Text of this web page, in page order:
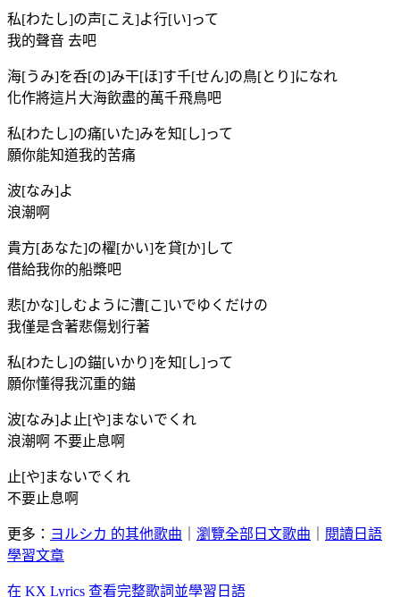
私[わたし]の声[こえ]よ行[い]って
我的聲音 去吧
海[うみ]を呑[の]み干[ほ]す千[せん]の鳥[とり]になれ
化作將這片大海飲盡的萬千飛鳥吧
私[わたし]の痛[いた]みを知[し]って
願你能知道我的苦痛
波[なみ]よ
浪潮啊
貴方[あなた]の櫂[かい]を貸[か]して
借給我你的船槳吧
悲[かな]しむように漕[こ]いでゆくだけの
我僅是含著悲傷划行著
私[わたし]の錨[いかり]を知[し]って
願你懂得我沉重的錨
波[なみ]よ止[や]まないでくれ
浪潮啊 不要止息啊
止[や]まないでくれ
不要止息啊
更多： ヨルシカ 的其他歌曲 瀏覽全部日文歌曲
閱讀日語
學習文章
在 KX Lyrics 查看完整歌詞並學習日語